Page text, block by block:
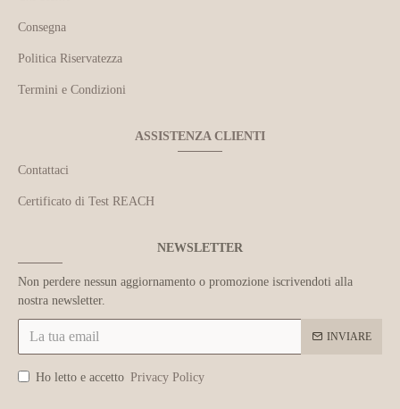
Consegna
Politica Riservatezza
Termini e Condizioni
ASSISTENZA CLIENTI
Contattaci
Certificato di Test REACH
NEWSLETTER
Non perdere nessun aggiornamento o promozione iscrivendoti alla
nostra newsletter.
INVIARE
Ho letto e accetto Privacy Policy